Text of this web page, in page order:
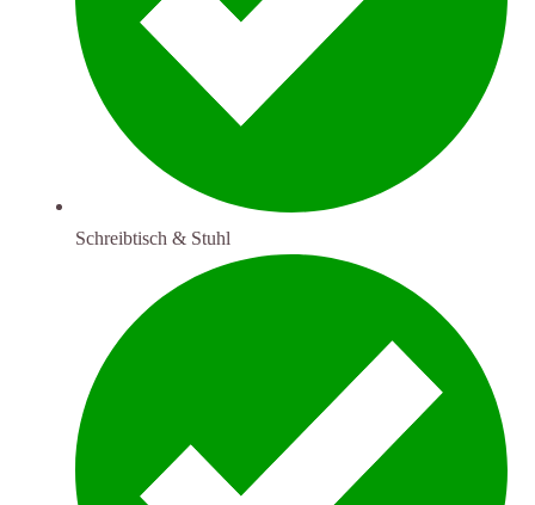
Schreibtisch & Stuhl